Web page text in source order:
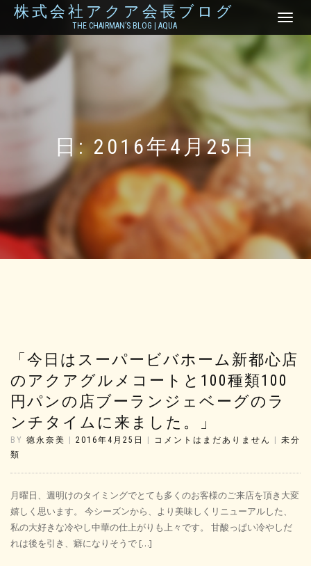
株式会社アクア会長ブログ
THE CHAIRMAN’S BLOG | AQUA
ナ
ン
切
え
日: 2016年4月25日
「今日はスーパービバホーム新都心店
のアクアグルメコートと100種類100
円パンの店ブーランジェベーグのラ
ンチタイムに来ました。」
BY 徳永奈美 2016年4月25日 コメントはまだありません
未分
類
月曜日、週明けのタイミングでとても多くのお客様のご来店を頂き大変
嬉しく思います。 今シーズンから、より美味しくリニューアルした、
私の大好きな冷やし中華の仕上がりも上々です。 甘酸っぱい冷やしだ
れは後を引き、癖になりそうで […]